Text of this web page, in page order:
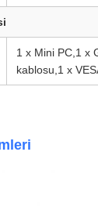
1 x Mini PC,1 x
kablosu,1 x